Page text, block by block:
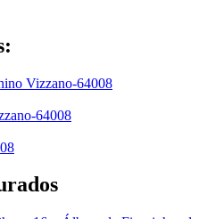
Vizzano-64008
64008